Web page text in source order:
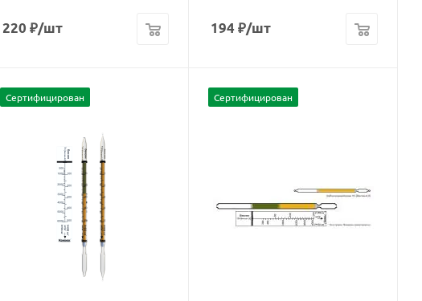
220 ₽/шт 194₽/шт
Сертифицирован Сертифицирован